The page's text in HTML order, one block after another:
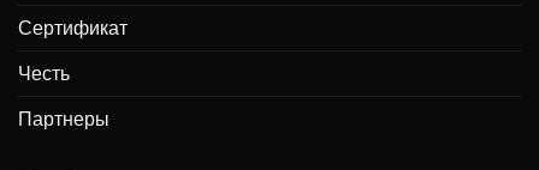
Сертификат
Честь
Партнеры